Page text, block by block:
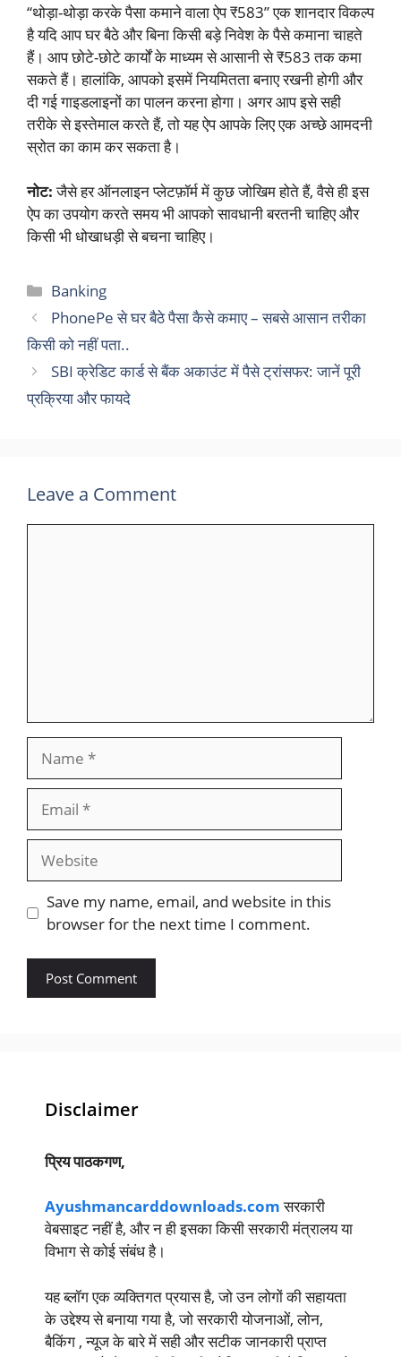
“थोड़ा-थोड़ा करके पैसा कमाने वाला ऐप ₹583” एक शानदार विकल्प
है यदि आप घर बैठे और बिना किसी बड़े निवेश के पैसे कमाना चाहते
हैं। आप छोटे-छोटे कार्यों के माध्यम से आसानी से ₹583 तक कमा
सकते हैं। हालांकि, आपको इसमें नियमितता बनाए रखनी होगी और
दी गई गाइडलाइनों का पालन करना होगा। अगर आप इसे सही
तरीके से इस्तेमाल करते हैं, तो यह ऐप आपके लिए एक अच्छे आमदनी
स्रोत का काम कर सकता है।
नोट:जैसे हर ऑनलाइन प्लेटफ़ॉर्म में कुछ जोखिम होते हैं, वैसे ही इस
ऐप का उपयोग करते समय भी आपको सावधानी बरतनी चाहिए और
किसी भी धोखाधड़ी से बचना चाहिए।
Categories
Banking
PhonePe से घर बैठे पैसा कैसे कमाए – सबसे आसान तरीका
किसी को नहीं पता..
SBI क्रेडिट कार्ड से बैंक अकाउंट में पैसे ट्रांसफर: जानें पूरी
प्रक्रिया और फायदे
Leave a Comment
Website
Save my name, email, and website in this
browser for the next time I comment.
Disclaimer
प्रिय पाठकगण,
Ayushmancarddownloads.comसरकारी
वेबसाइट नहीं है, और न ही इसका किसी सरकारी मंत्रालय या
विभाग से कोई संबंध है।
यह ब्लॉग एक व्यक्तिगत प्रयास है, जो उन लोगों की सहायता
के उद्देश्य से बनाया गया है, जो सरकारी योजनाओं, लोन,
बैकिंग , न्यूज के बारे में सही और सटीक जानकारी प्राप्त